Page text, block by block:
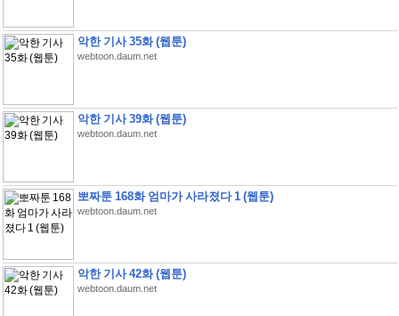
악한 기사 35화 (웹툰)
webtoon.daum.net
악한 기사 39화 (웹툰)
webtoon.daum.net
뽀짜툰 168화 엄마가 사라졌다 1 (웹툰)
webtoon.daum.net
악한 기사 42화 (웹툰)
webtoon.daum.net